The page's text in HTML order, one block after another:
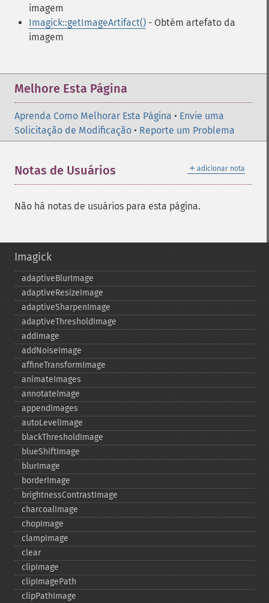
imagem
Imagick::getImageArtifact() - Obtém artefato da
imagem
Melhore Esta Página
Aprenda Como Melhorar Esta Página • Envie uma
Solicitação de Modificação • Reporte um Problema
＋ adicionar nota
Notas de Usuários
Não há notas de usuários para esta página.
Imagick
adaptiveBlurImage
adaptiveResizeImage
adaptiveSharpenImage
adaptiveThresholdImage
addImage
addNoiseImage
affineTransformImage
animateImages
annotateImage
appendImages
autoLevelImage
blackThresholdImage
blueShiftImage
blurImage
borderImage
brightnessContrastImage
charcoalImage
chopImage
clampImage
clear
clipImage
clipImagePath
clipPathImage